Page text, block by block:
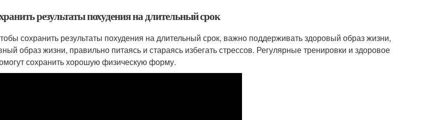
результаты похудения на длительный срок
сохранить результаты похудения на длительный срок, важно поддерживать здоровый образ жизни,
образ жизни, правильно питаясь и стараясь избегать стрессов. Регулярные тренировки и здоровое
сохранить хорошую физическую форму.